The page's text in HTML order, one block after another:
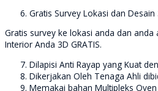
Gratis Survey Lokasi dan Desain
Gratis survey ke lokasi anda dan
Interior Anda 3D GRATIS.
Dilapisi Anti Rayap yang Kuat
Dikerjakan Oleh Tenaga Ahli
Memakai bahan Multipleks Oven